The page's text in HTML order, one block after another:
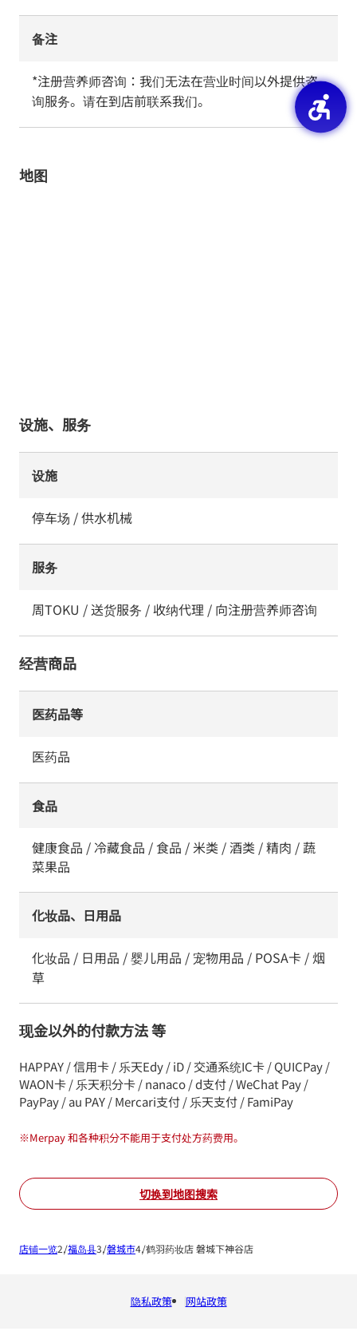
备注
*注册营养师咨询：我们无法在营业时间以外提供咨
询服务。请在到店前联系我们。
地图
设施、服务
设施
停车场 / 供水机械
服务
周TOKU / 送货服务 / 收纳代理 / 向注册营养师咨询
经营商品
医药品等
医药品
食品
健康食品 / 冷藏食品 / 食品 / 米类 / 酒类 / 精肉 / 蔬
菜果品
化妆品、日用品
化妆品 / 日用品 / 婴儿用品 / 宠物用品 / POSA卡 / 烟
草
现金以外的付款方法 等
HAPPAY / 信用卡 / 乐天Edy / iD / 交通系统IC卡 / QUICPay /
WAON卡 / 乐天积分卡 / nanaco / d支付 / WeChat Pay /
PayPay / au PAY / Mercari支付 / 乐天支付 / FamiPay
※Merpay 和各种积分不能用于支付处方药费用。
切换到地图搜索
店铺一览 福岛县 磐城市 鹤羽药妆店 磐城下神谷店
隐私政策 网站政策